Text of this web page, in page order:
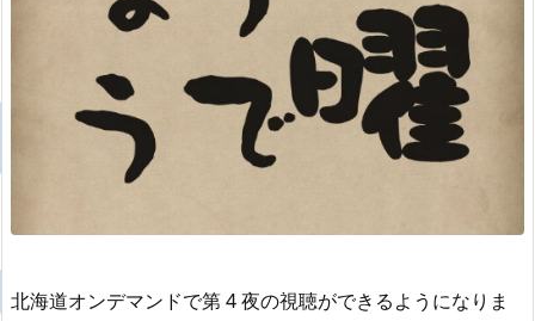
北海道オンデマンドで第 4 夜の視聴ができるようになりま